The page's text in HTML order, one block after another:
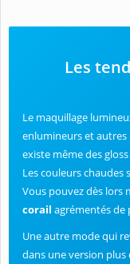
Les
Le maquillage
enlumineurs et
existe même des
Les couleurs
Vous pouvez dès lors
corail agrémentés de
Une autre mode qui
dans une version plus